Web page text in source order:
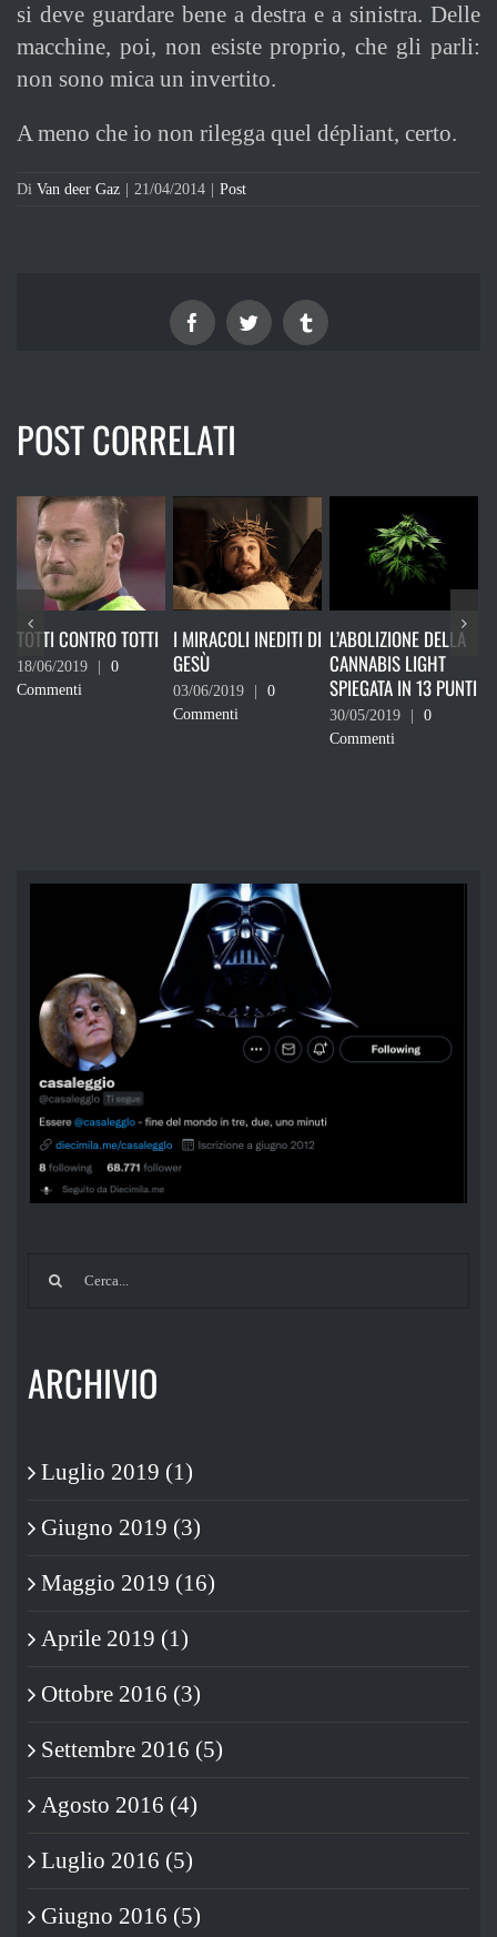
si deve guardare bene a destra e a sinistra. Delle
macchine, poi, non esiste proprio, che gli parli:
non sono mica un invertito.
A meno che io non rilegga quel dépliant, certo.
Di Van deer Gaz 21/04/2014 Post
FacebookTwitter Tumblr
POST CORRELATI
TOTTI
0
I MIRACOLI INEDITI DI
GESÙ
03/06/2019
0
L’ABOLIZIONE DELLA
CANNABIS LIGHT
SPIEGATA IN 13 PUNTI
30/05/2019
0
RICORDATI
DEVI VOTARE
24/05/2019
Commenti
Cerca
ARCHIVIO
Luglio 2019 (1)
Giugno 2019 (3)
Maggio 2019 (16)
Aprile 2019 (1)
Ottobre 2016 (3)
Settembre 2016 (5)
Agosto 2016 (4)
Luglio 2016 (5)
Giugno 2016 (5)